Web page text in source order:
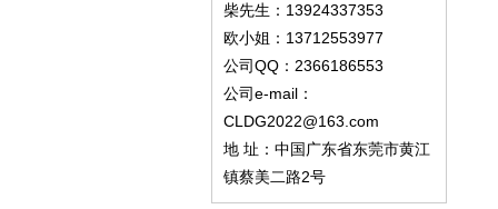
柴先生：13924337353
欧小姐：13712553977
公司QQ：2366186553
公司e-mail：
CLDG2022@163.com
地 址：中国广东省东莞市黄江
镇蔡美二路2号